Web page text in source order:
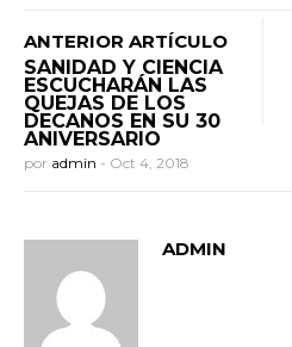
ANTERIOR ARTÍCULO
SANIDAD Y CIENCIA
ESCUCHARÁN LAS
QUEJAS DE LOS
DECANOS EN SU 30
ANIVERSARIO
por admin - Oct 4, 2018
ADMIN